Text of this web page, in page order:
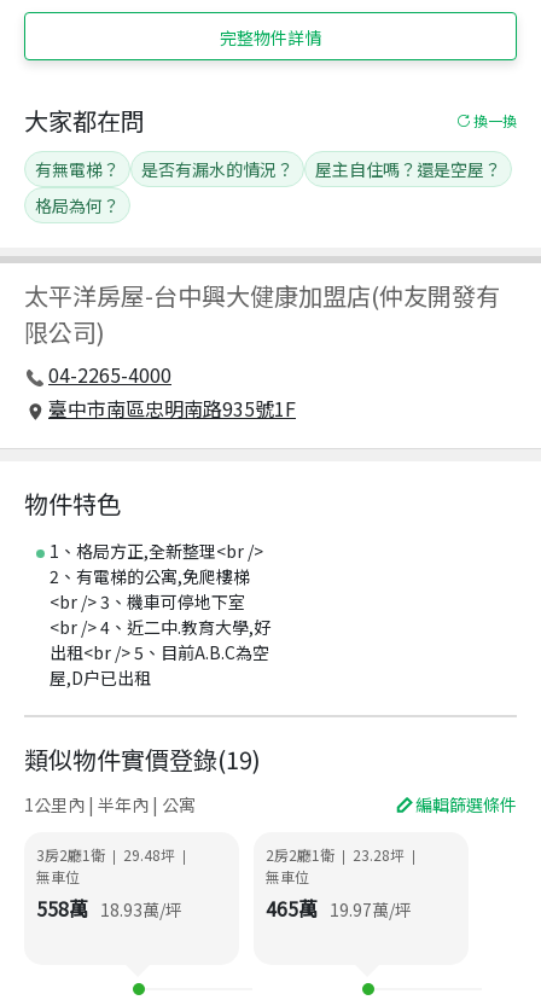
完整物件詳情
太平洋房屋-台中興大健康加盟店(仲友開發有
限公司)
04-2265-4000
臺中市南區忠明南路935號1F
大家都在問 換一換
有無電梯？ 是否有漏水的情況？
屋主自住嗎？還是空屋？
格局為何？
物件特色
1、格局方正,全新整理<br />
2、有電梯的公寓,免爬樓梯
<br /> 3、機車可停地下室
<br /> 4、近二中.教育大學,好
出租<br /> 5、目前A.B.C為空
屋,D户已出租
類似物件實價登錄(19)
1公里內 | 半年內 | 公寓 編輯篩選條件
3房2廳1衛 | 29.48坪 |
無車位
558萬 18.93萬/坪
2房2廳1衛 | 23.28坪 |
無車位
465萬 19.97萬/坪